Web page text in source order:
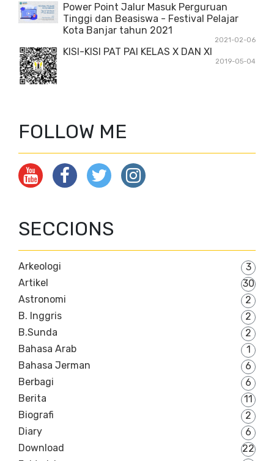
Power Point Jalur Masuk Perguruan
Tinggi dan Beasiswa - Festival Pelajar
Kota Banjar tahun 2021
2021-02-06
KISI-KISI PAT PAI KELAS X DAN XI
2019-05-04
FOLLOW ME
SECCIONS
Arkeologi
3
Artikel
30
Astronomi
2
B. Inggris
2
B.Sunda
2
Bahasa Arab
1
Bahasa Jerman
6
Berbagi
6
Berita
11
Biografi
2
Diary
6
Download
22